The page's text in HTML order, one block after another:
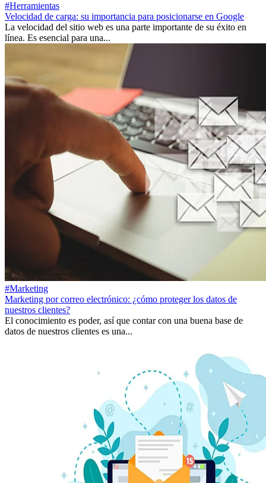
#Herramientas
Velocidad de carga: su importancia para posicionarse en Google
La velocidad del sitio web es una parte importante de su éxito en
línea. Es esencial para una...
#Marketing
Marketing por correo electrónico: ¿cómo proteger los datos de
nuestros clientes?
El conocimiento es poder, así que contar con una buena base de
datos de nuestros clientes es una...